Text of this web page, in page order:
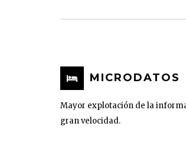
MICRODATOS
Mayor explotación de la
gran velocidad.